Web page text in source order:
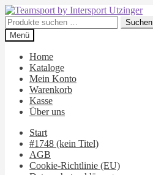
Zur
Navigation
springen
Zum
Inhalt
springen
Suchen
nach:
Suchen
Menü
Home
Kataloge
Mein Konto
Warenkorb
Kasse
Über uns
Start
#1748 (kein Titel)
AGB
Cookie-Richtlinie (EU)